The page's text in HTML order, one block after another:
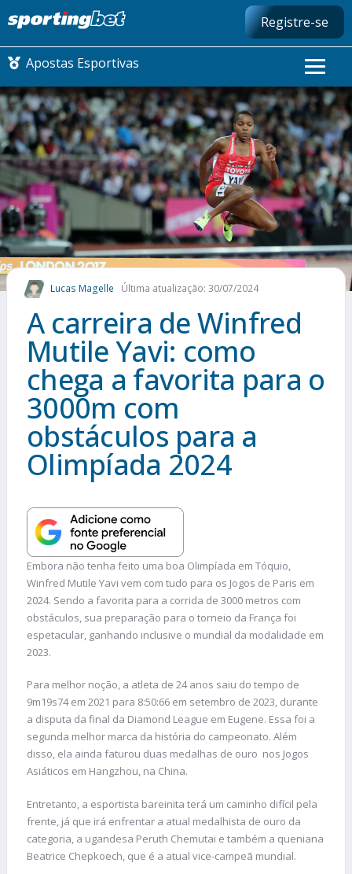
Registre-se
Apostas Esportivas
CONMEBOL LIBERTADORES
FUTEBOL NACIONAL
FUTEBOL INTERNACIONAL
COMO APOSTAR
MAIS ESPORTES
Lucas Magelle Última atualização: 30/07/2024
A carreira de Winfred
Mutile Yavi: como
chega a favorita para o
3000m com
obstáculos para a
Olimpíada 2024
Embora não tenha feito uma boa Olimpíada em Tóquio,
Winfred Mutile Yavi vem com tudo para os Jogos de Paris em
2024. Sendo a favorita para a corrida de 3000 metros com
obstáculos, sua preparação para o torneio da França foi
espetacular, ganhando inclusive o mundial da modalidade em
2023.
Para melhor noção, a atleta de 24 anos saiu do tempo de
9m19s74 em 2021 para 8:50:66 em setembro de 2023, durante
a disputa da final da Diamond League em Eugene. Essa foi a
segunda melhor marca da história do campeonato. Além
disso, ela ainda faturou duas medalhas de ouro nos Jogos
Asiáticos em Hangzhou, na China.
Entretanto, a esportista bareinita terá um caminho difícil pela
frente, já que irá enfrentar a atual medalhista de ouro da
categoria, a ugandesa Peruth Chemutai e também a queniana
Beatrice Chepkoech, que é a atual vice-campeã mundial.